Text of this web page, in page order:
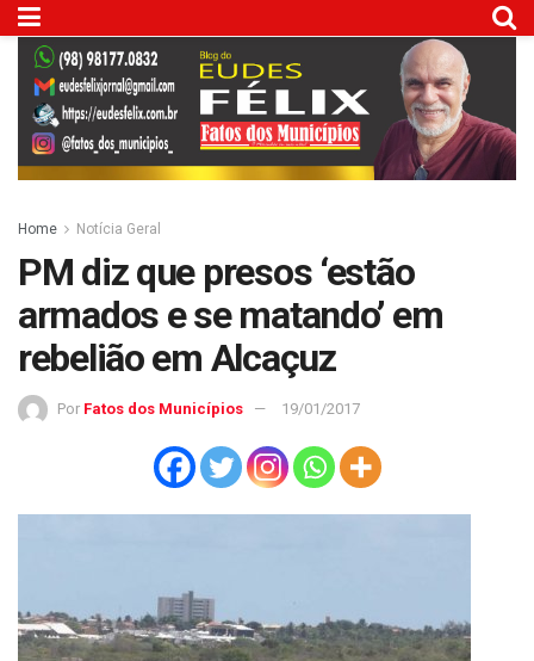
Home Notícia Geral
PM diz que presos ‘estão
armados e se matando’ em
rebelião em Alcaçuz
Por Fatos dos Municípios 19/01/2017